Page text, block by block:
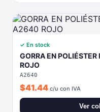
GORRA EN
ROJO
A2640
Ver
✓ En stock
GORRA DE SEIS